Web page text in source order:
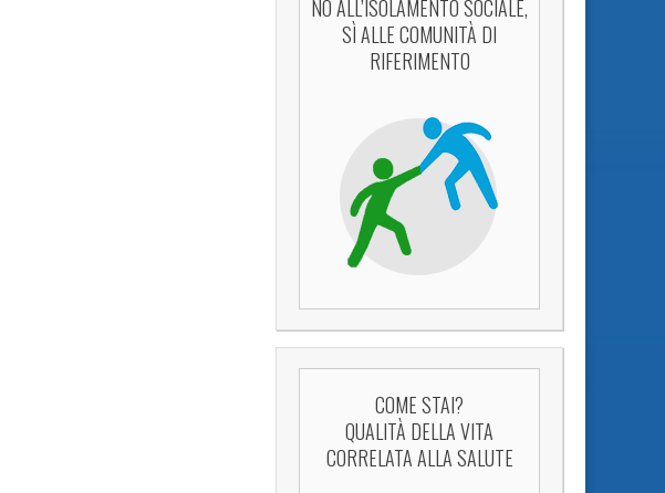
NO ALL’ISOLAMENTO SOCIALE,
SÌ ALLE COMUNITÀ DI
RIFERIMENTO
COME STAI?
QUALITÀ DELLA VITA
CORRELATA ALLA SALUTE